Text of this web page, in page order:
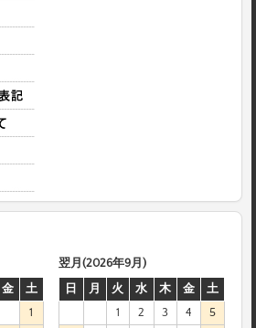
金
土
1
翌月(2026年9月)
日
月 火 水 木 金
土
1
2 3 4
5